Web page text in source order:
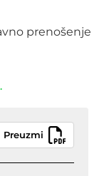
prenošenje
Preuzmi